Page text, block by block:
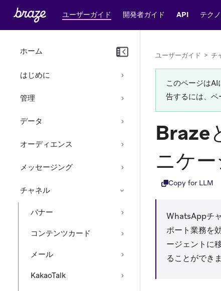
ユーザーガイド 開発者ガイド API テク
ホーム
はじめに
管理
データ
オーディエンス
メッセージング
チャネル
バナー
コンテンツカード
メール
KakaoTalk
ユーザーガイド > チ
このページは
告するには、ペ
Braze
ニケ
Copy for LLM
WhatsAppチ
ポート業務を
ージェントに
ることができま